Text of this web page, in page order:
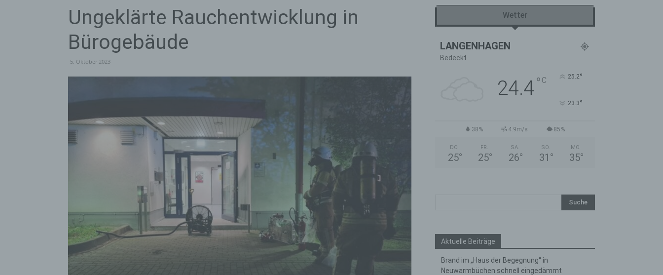
Ungeklärte Rauchentwicklung in
Bürogebäude
5. Oktober 2023
Wetter
LANGENHAGEN
Bedeckt
24.4° C 25.2°
23.3°
38% 4.9m/s 85%
DO.
25°
FR.
25°
SA.
26°
SO.
31 °
MO.
35°
Aktuelle Beiträge
Brand im „Haus der Begegnung“ in
Neuwarmbüchen schnell eingedämmt